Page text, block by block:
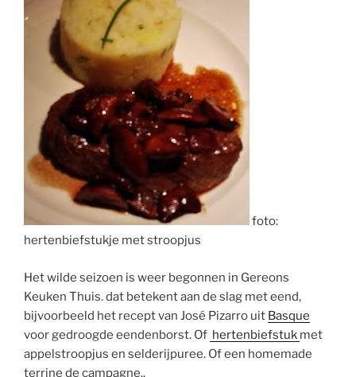
foto:
hertenbiefstukje metstroopjus
Het wilde seizoen is weer begonnen in Gereons
Keuken Thuis. dat betekent aan de slag met eend,
bijvoorbeeld het recept van José Pizarro uit Basque
voor gedroogde eendenborst. Of hertenbiefstuk met
appelstroopjus en selderijpuree. Of een homemade
terrine de campagne..